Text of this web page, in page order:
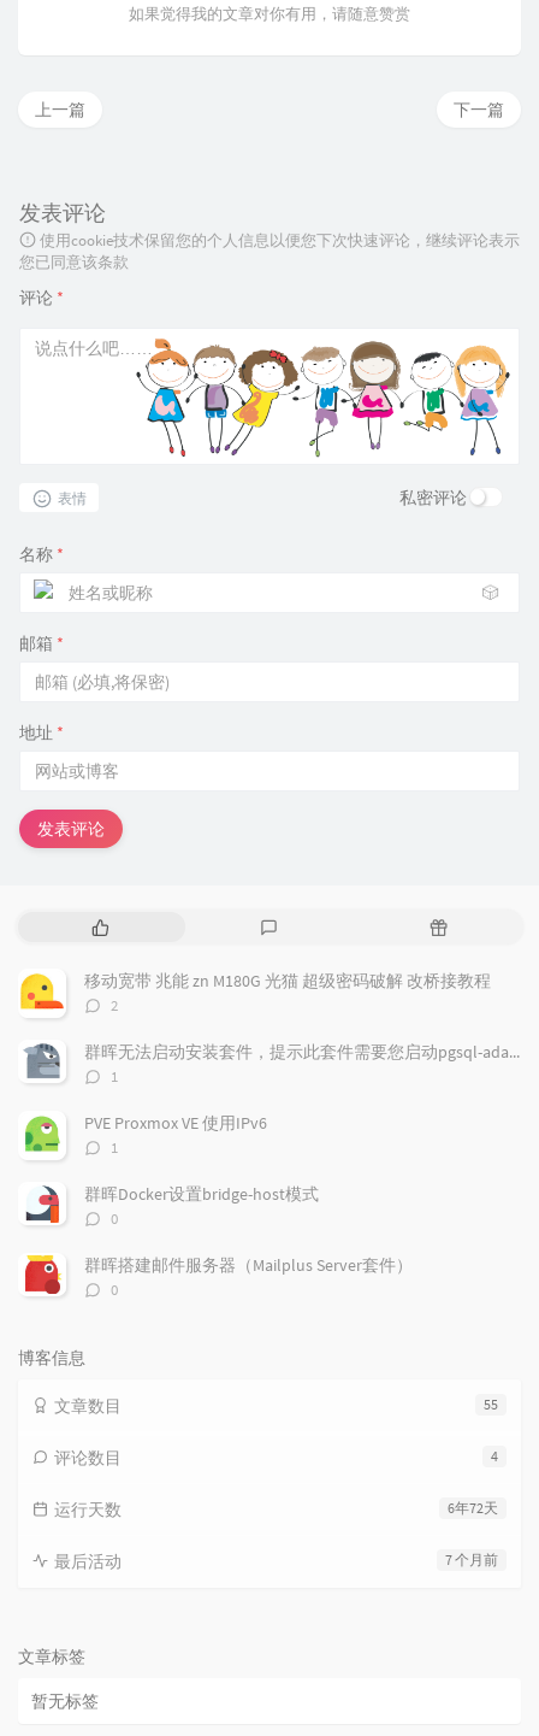
如果觉得我的文章对你有用，请随意赞赏
下一篇
上一篇
发表评论
使用cookie技术保留您的个人信息以便您下次快速评论，继续评论表示
您已同意该条款
评论 *
表情 私密评论
名称 *
🎲
邮箱 *
地址 *
发表评论
热
文
章
评
论
随
文
章
移动宽带 兆能 zn M180G 光猫 超级密码破解 改桥接教程
评
数：
2
群晖无法启动安装套件，提示此套件需要您启动pgsql-adapter.service
评
数：
1
PVE Proxmox VE 使用IPv6
评
数：
1
群晖Docker设置bridge-host模式
评
数：
0
群晖搭建邮件服务器（Mailplus Server套件）
评
0
博客信息
55
文章数目
4
评论数目
6年72天
运行天数
7 个月前
最后活动
文章标签
暂无标签